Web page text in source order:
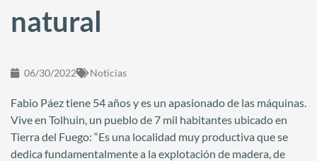
natural
06/30/2022 Noticias
Fabio Páez tiene 54 años y es un apasionado de las máquinas.
Vive en Tolhuin, un pueblo de 7 mil habitantes ubicado en
Tierra del Fuego: “Es una localidad muy productiva que se
dedica fundamentalmente a la explotación de madera, de